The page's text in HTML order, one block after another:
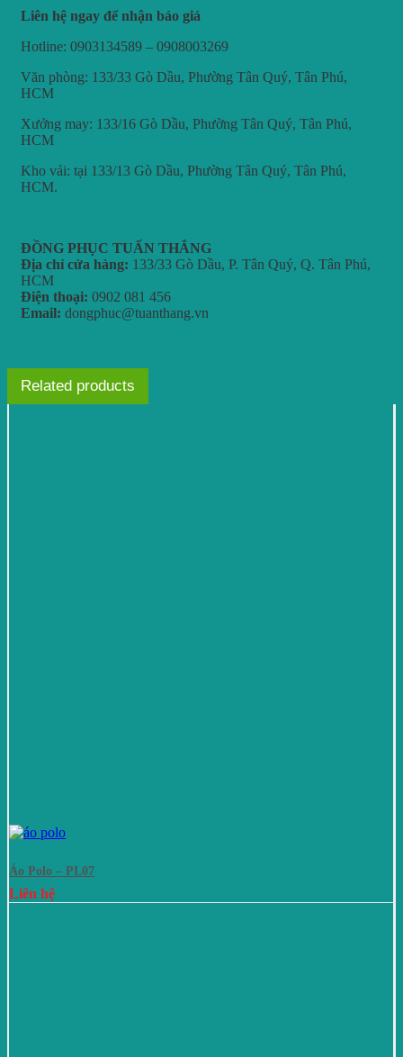
Liên hệ ngay để nhận báo giá
Hotline: 0903134589 – 0908003269
Văn phòng: 133/33 Gò Dầu, Phường Tân Quý, Tân Phú,
HCM
Xưởng may: 133/16 Gò Dầu, Phường Tân Quý, Tân Phú,
HCM
Kho vải: tại 133/13 Gò Dầu, Phường Tân Quý, Tân Phú,
HCM.
ĐỒNG PHỤC TUẤN THẮNG
Địa chỉ cửa hàng: 133/33 Gò Dầu, P. Tân Quý, Q. Tân Phú,
HCM
Điện thoại: 0902 081 456
Email: dongphuc@tuanthang.vn
Related products
Áo Polo – PL07
Liên hệ